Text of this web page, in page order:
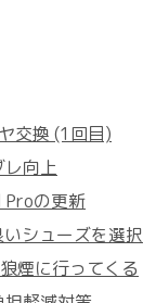
交換 (1回目)
向上
の更新
シューズを選択
煙に行ってくる